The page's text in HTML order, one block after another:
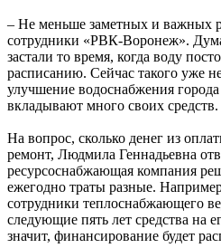
– Не меньше заметных и важных
сотрудники «РВК-Воронеж».
застали то время, когда воду
расписанию. Сейчас такого уже
улучшение водоснабжения
вкладывают много своих средств.
На вопрос, сколько денег из
ремонт, Людмила Геннадьевна
ресурсоснабжающая компания
ежегодно траты разные.
сотрудники теплоснабжающего
следующие пять лет средства на
значит, финансирование будет